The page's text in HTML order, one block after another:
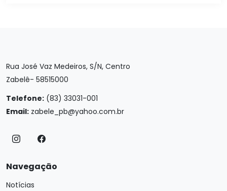
Rua José Vaz Medeiros, S/N, Centro
Zabelê- 58515000
Telefone: (83) 33031-001
Email: zabele_pb@yahoo.com.br
Navegação
Notícias